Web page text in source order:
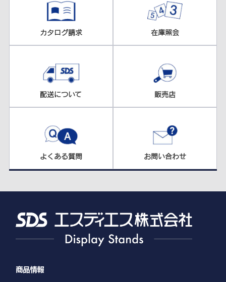
カタログ請求 在庫照会
配送について 販売店
よくある質問 お問い合わせ
商品情報